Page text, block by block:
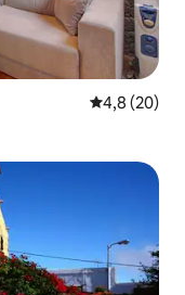
4,8 de
4,8 (20)